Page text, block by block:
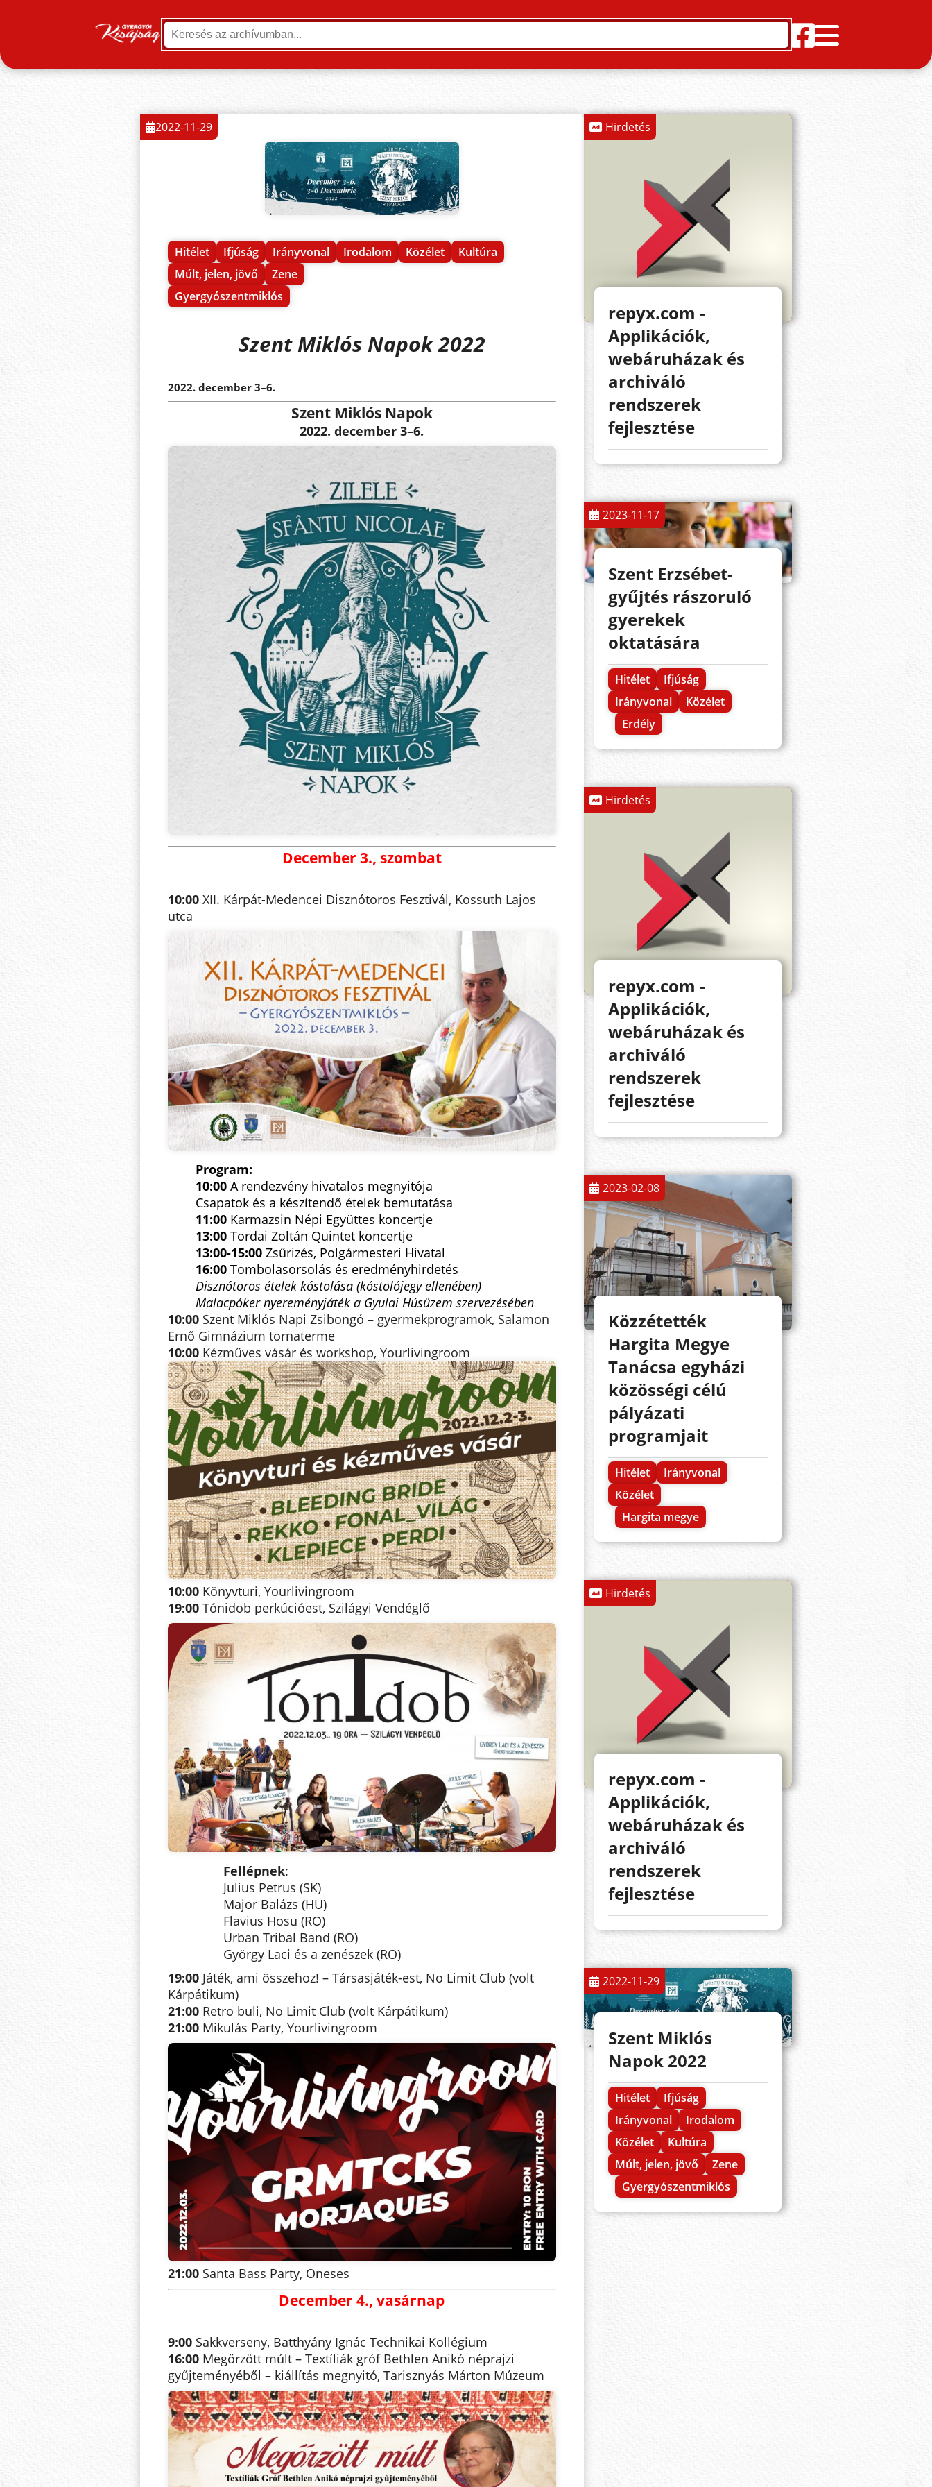
Hitélet Ifjúság Irányvonal Irodalom Közélet
Kultúra
Múlt, jelen, jövő
Zene
Gyergyószentmiklós
2022-11-29
Szent Miklós Napok 2022
2022. december 3–6.
Szent Miklós Napok
2022. december 3–6.
December 3., szombat
10:00XII. Kárpát-Medencei Disznótoros Fesztivál, Kossuth Lajos
utca
Program:
10:00A rendezvény hivatalos megnyitója
Csapatok és a készítendő ételek bemutatása
11:00Karmazsin Népi Együttes koncertje
13:00Tordai Zoltán Quintet koncertje
13:00-15:00Zsűrizés, Polgármesteri Hivatal
16:00Tombolasorsolás és eredményhirdetés
Disznótoros ételek kóstolása (kóstolójegy ellenében)
Malacpóker nyereményjáték a Gyulai Húsüzem szervezésében
10:00Szent Miklós Napi Zsibongó – gyermekprogramok, Salamon
Ernő Gimnázium tornaterme
10:00Kézműves vásár és workshop, Yourlivingroom
10:00Könyvturi, Yourlivingroom
19:00Tónidob perkúcióest, Szilágyi Vendéglő
Fellépnek:
Julius Petrus (SK)
Major Balázs (HU)
Flavius Hosu (RO)
Urban Tribal Band (RO)
György Laci és a zenészek (RO)
19:00Játék, ami összehoz! – Társasjáték-est, No Limit Club (volt
Kárpátikum)
21:00Retro buli, No Limit Club (volt Kárpátikum)
21:00Mikulás Party, Yourlivingroom
21:00Santa Bass Party, Oneses
December 4., vasárnap
9:00Sakkverseny, Batthyány Ignác Technikai Kollégium
16:00Megőrzött múlt – Textíliák gróf Bethlen Anikó néprajzi
gyűjteményéből – kiállítás megnyitó, Tarisznyás Márton Múzeum
Hirdetés
repyx.com -
Applikációk,
webáruházak és
archiváló
rendszerek
fejlesztése
2023-11-17
Szent Erzsébet-
gyűjtés rászoruló
gyerekek
oktatására
Hitélet
Ifjúság
Irányvonal
Közélet
Erdély
Hirdetés
repyx.com -
Applikációk,
webáruházak és
archiváló
rendszerek
fejlesztése
2023-02-08
Közzétették
Hargita Megye
Tanácsa egyházi
közösségi célú
pályázati
programjait
Hitélet
Irányvonal
Közélet
Hargita megye
Hirdetés
repyx.com -
Applikációk,
webáruházak és
archiváló
rendszerek
fejlesztése
2022-11-29
Szent Miklós
Napok 2022
Hitélet
Ifjúság
Irányvonal
Irodalom
Közélet
Kultúra
Múlt, jelen, jövő
Zene
Gyergyószentmiklós